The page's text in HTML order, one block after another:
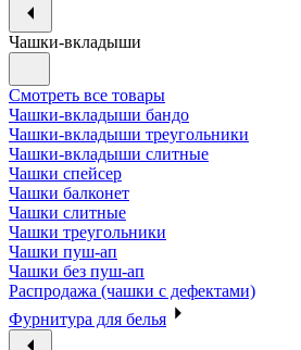
Чашки-вкладыши
Смотреть все товары
Чашки-вкладыши бандо
Чашки-вкладыши треугольники
Чашки-вкладыши слитные
Чашки спейсер
Чашки балконет
Чашки слитные
Чашки треугольники
Чашки пуш-ап
Чашки без пуш-ап
Распродажа (чашки с дефектами)
Фурнитура для белья